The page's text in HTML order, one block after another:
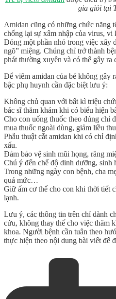
gia giỏi tại
Amidan cũng có những chức năng
chống lại sự xâm nhập của virus, vi
Đóng một phần nhỏ trong việc xây
ngõ” miệng. Chúng chỉ trở thành
phát thường xuyên và có thể gây ra
Để viêm amidan của bé không gây
bậc phụ huynh cần đặc biệt lưu ý:
Không chủ quan với bất kì triệu
bác sĩ thăm khám khi có biểu hiện
Cho con uống thuốc theo đúng chỉ
mua thuốc ngoài dùng, giảm liều
Phẫu thuật cắt amidan khi có chỉ
xấu.
Đảm bảo vệ sinh mũi họng, răng
Chú ý đến chế độ dinh dưỡng, sinh
Trong những ngày con bệnh, cha
quá mức…
Giữ ấm cơ thể cho con khi thời tiết
lạnh.
Lưu ý, các thông tin trên chỉ dành
cứu, không thay thế cho việc thăm
khoa. Người bệnh cần tuân theo
thực hiện theo nội dung bài viết để